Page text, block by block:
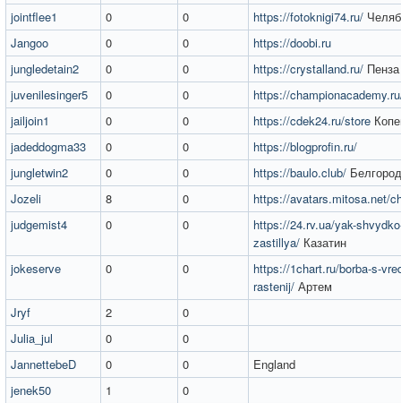
jointflee1
0 0 https://fotoknigi74.ru/
Jangoo
0 0
https://doobi.ru
jungledetain2
0 0 https://crystalland.ru/ Пенза
juvenilesinger5
0 0
https://
jailjoin1
0 0 https://cdek24.ru/store
jadeddogma33
0 0
https://blogprofin.ru/
jungletwin2
0 0 https://baulo.club/ Белгород
Jozeli
8 0
https://avatars.mitosa.net/
judgemist4
0 0
https://24.rv.ua/yak-
zastillya/ Казатин
jokeserve
0 0
https://1chart.ru/borba-s-
rastenij/ Артем
Jryf
2
0
Julia_jul
0
0
JannettebeD
0 0
England
jenek50
1
0